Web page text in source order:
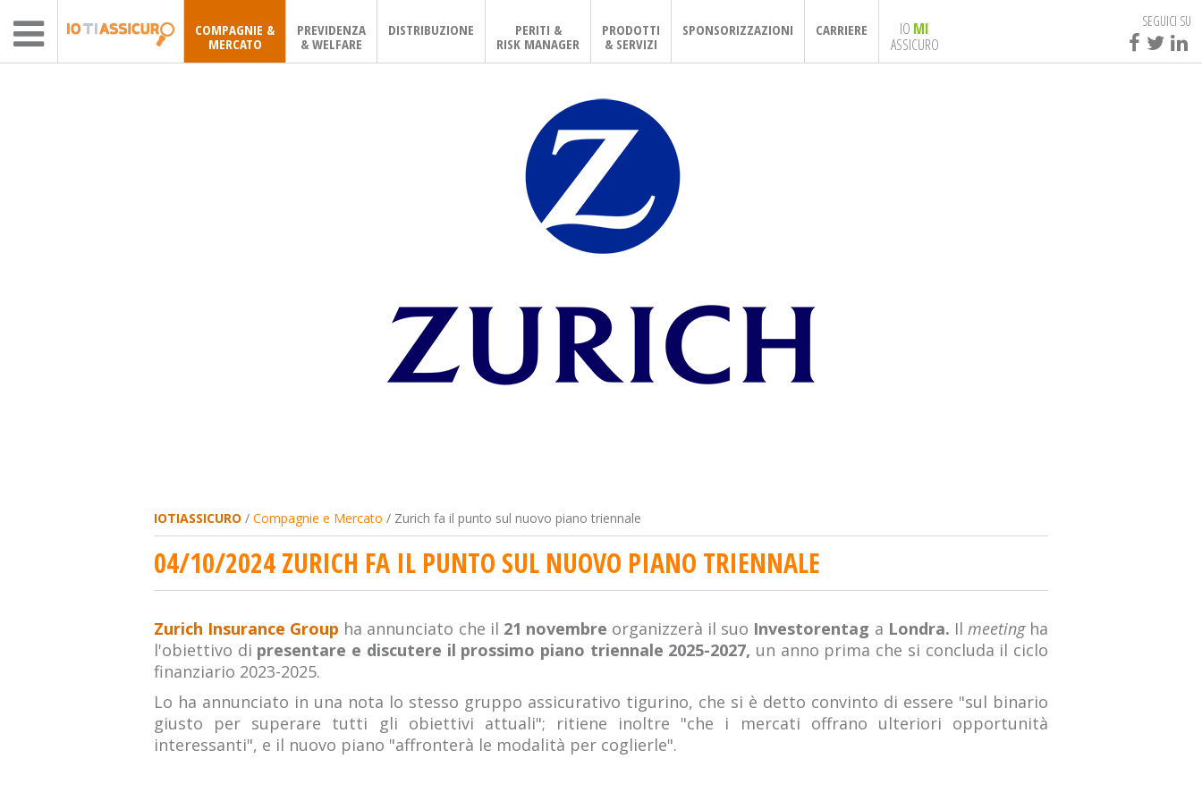
COMPAGNIE &
MERCATO
PREVIDENZA
& WELFARE
DISTRIBUZIONE
PERITI &
RISK MANAGER
PRODOTTI
& SERVIZI
SPONSORIZZAZIONI CARRIERE IO MI
ASSICURO
SEGUICI SU
IOTIASSICURO / Compagnie e Mercato / Zurich fa il punto sul nuovo piano triennale
04/10/2024 ZURICH FA IL PUNTO SUL NUOVO PIANO TRIENNALE
Zurich Insurance Group ha annunciato che il 21 novembre organizzerà il suo Investorentag a Londra. Il meeting ha
l'obiettivo di presentare e discutere il prossimo piano triennale 2025-2027, un anno prima che si concluda il ciclo
finanziario 2023-2025.
Lo ha annunciato in una nota lo stesso gruppo assicurativo tigurino, che si è detto convinto di essere "sul binario
giusto per superare tutti gli obiettivi attuali"; ritiene inoltre "che i mercati offrano ulteriori opportunità
interessanti", e il nuovo piano "affronterà le modalità per coglierle".